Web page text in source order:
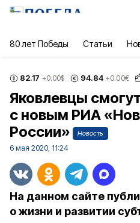
80 лет Победы Статьи
82.17 +0.00$ 94.84 +0.00€
Яковлевцы
с новым РИА
России»
Новость
6 мая 2020, 11:24
На данном сайте
о жизни и развитии